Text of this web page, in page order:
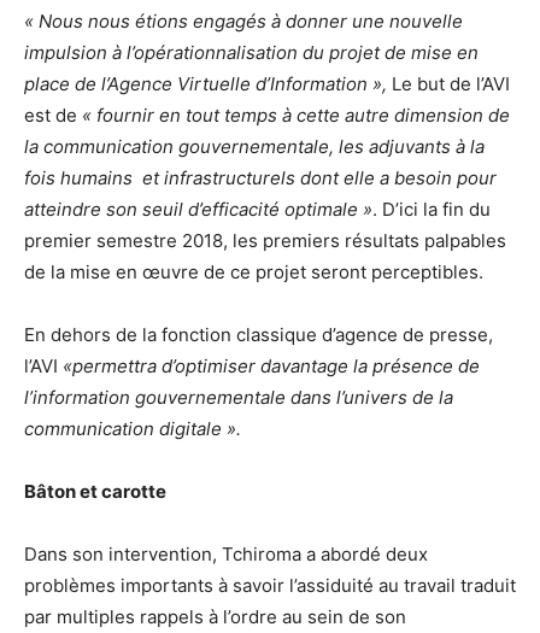
« Nous nous étions engagés à donner une nouvelle
impulsion à l’opérationnalisation du projet de mise en
place de l’Agence Virtuelle d’Information », Le but de l’AVI
est de « fournir en tout temps à cette autre dimension de
la communication gouvernementale, les adjuvants à la
fois humains et infrastructurels dont elle a besoin pour
atteindre son seuil d’efficacité optimale ». D’ici la fin du
premier semestre 2018, les premiers résultats palpables
de la mise en œuvre de ce projet seront perceptibles.
En dehors de la fonction classique d’agence de presse,
l’AVI «permettra d’optimiser davantage la présence de
l’information gouvernementale dans l’univers de la
communication digitale ».
Bâton et carotte
Dans son intervention, Tchiroma a abordé deux
problèmes importants à savoir l’assiduité au travail traduit
par multiples rappels à l’ordre au sein de son